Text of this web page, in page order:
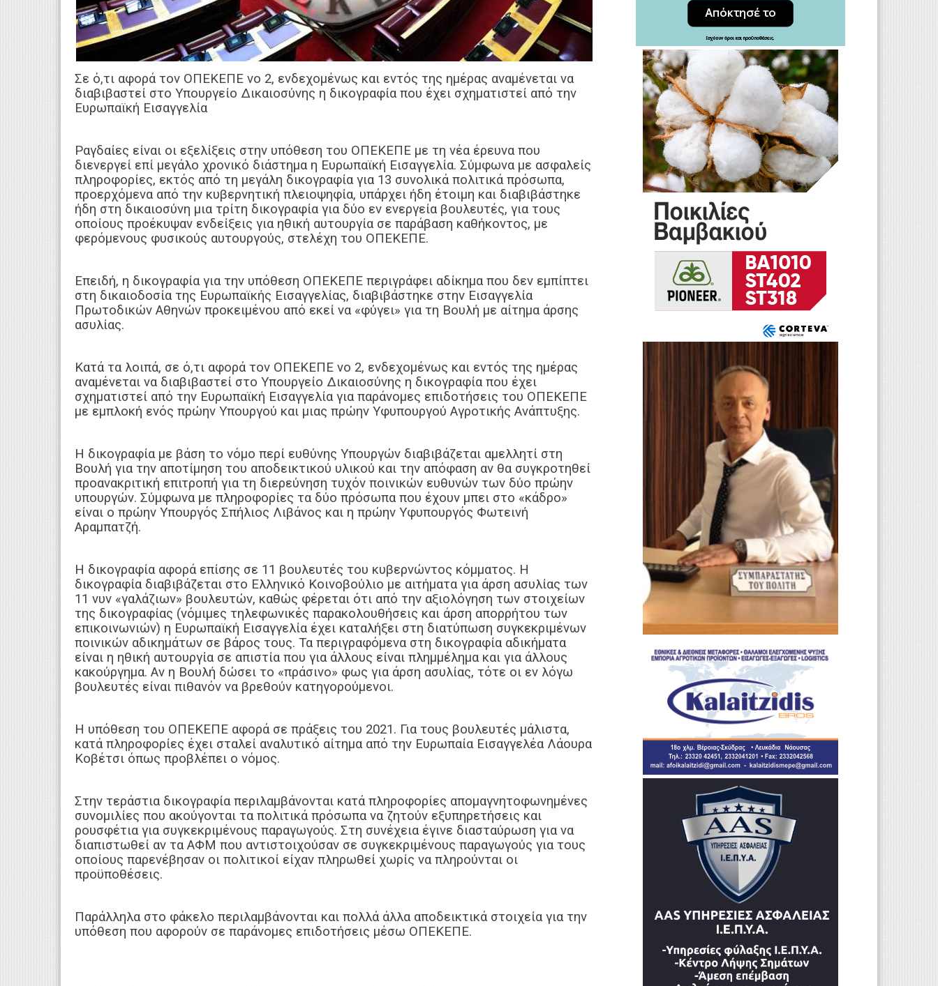
Σε ό,τι αφορά τον ΟΠΕΚΕΠΕ νο 2, ενδεχομένως και εντός της ημέρας αναμένεται να
διαβιβαστεί στο Υπουργείο Δικαιοσύνης η δικογραφία που έχει σχηματιστεί από την
Ευρωπαϊκή Εισαγγελία
Ραγδαίες είναι οι εξελίξεις στην υπόθεση του ΟΠΕΚΕΠΕ με τη νέα έρευνα που
διενεργεί επί μεγάλο χρονικό διάστημα η Ευρωπαϊκή Εισαγγελία. Σύμφωνα με ασφαλείς
πληροφορίες, εκτός από τη μεγάλη δικογραφία για 13 συνολικά πολιτικά πρόσωπα,
προερχόμενα από την κυβερνητική πλειοψηφία, υπάρχει ήδη έτοιμη και διαβιβάστηκε
ήδη στη δικαιοσύνη μια τρίτη δικογραφία για δύο εν ενεργεία βουλευτές, για τους
οποίους προέκυψαν ενδείξεις για ηθική αυτουργία σε παράβαση καθήκοντος, με
φερόμενους φυσικούς αυτουργούς, στελέχη του ΟΠΕΚΕΠΕ.
Επειδή, η δικογραφία για την υπόθεση ΟΠΕΚΕΠΕ περιγράφει αδίκημα που δεν εμπίπτει
στη δικαιοδοσία της Ευρωπαϊκής Εισαγγελίας, διαβιβάστηκε στην Εισαγγελία
Πρωτοδικών Αθηνών προκειμένου από εκεί να «φύγει» για τη Βουλή με αίτημα άρσης
ασυλίας.
Κατά τα λοιπά, σε ό,τι αφορά τον ΟΠΕΚΕΠΕ νο 2, ενδεχομένως και εντός της ημέρας
αναμένεται να διαβιβαστεί στο Υπουργείο Δικαιοσύνης η δικογραφία που έχει
σχηματιστεί από την Ευρωπαϊκή Εισαγγελία για παράνομες επιδοτήσεις του ΟΠΕΚΕΠΕ
με εμπλοκή ενός πρώην Υπουργού και μιας πρώην Υφυπουργού Αγροτικής Ανάπτυξης.
Η δικογραφία με βάση το νόμο περί ευθύνης Υπουργών διαβιβάζεται αμελλητί στη
Βουλή για την αποτίμηση του αποδεικτικού υλικού και την απόφαση αν θα συγκροτηθεί
προανακριτική επιτροπή για τη διερεύνηση τυχόν ποινικών ευθυνών των δύο πρώην
υπουργών. Σύμφωνα με πληροφορίες τα δύο πρόσωπα που έχουν μπει στο «κάδρο»
είναι ο πρώην Υπουργός Σπήλιος Λιβάνος και η πρώην Υφυπουργός Φωτεινή
Αραμπατζή.
Η δικογραφία αφορά επίσης σε 11 βουλευτές του κυβερνώντος κόμματος. Η
δικογραφία διαβιβάζεται στο Ελληνικό Κοινοβούλιο με αιτήματα για άρση ασυλίας των
11 νυν «γαλάζιων» βουλευτών, καθώς φέρεται ότι από την αξιολόγηση των στοιχείων
της δικογραφίας (νόμιμες τηλεφωνικές παρακολουθήσεις και άρση απορρήτου των
επικοινωνιών) η Ευρωπαϊκή Εισαγγελία έχει καταλήξει στη διατύπωση συγκεκριμένων
ποινικών αδικημάτων σε βάρος τους. Τα περιγραφόμενα στη δικογραφία αδικήματα
είναι η ηθική αυτουργία σε απιστία που για άλλους είναι πλημμέλημα και για άλλους
κακούργημα. Αν η Βουλή δώσει το «πράσινο» φως για άρση ασυλίας, τότε οι εν λόγω
βουλευτές είναι πιθανόν να βρεθούν κατηγορούμενοι.
Η υπόθεση του ΟΠΕΚΕΠΕ αφορά σε πράξεις του 2021. Για τους βουλευτές μάλιστα,
κατά πληροφορίες έχει σταλεί αναλυτικό αίτημα από την Ευρωπαία Εισαγγελέα Λάουρα
Κοβέτσι όπως προβλέπει ο νόμος.
Στην τεράστια δικογραφία περιλαμβάνονται κατά πληροφορίες απομαγνητοφωνημένες
συνομιλίες που ακούγονται τα πολιτικά πρόσωπα να ζητούν εξυπηρετήσεις και
ρουσφέτια για συγκεκριμένους παραγωγούς. Στη συνέχεια έγινε διασταύρωση για να
διαπιστωθεί αν τα ΑΦΜ που αντιστοιχούσαν σε συγκεκριμένους παραγωγούς για τους
οποίους παρενέβησαν οι πολιτικοί είχαν πληρωθεί χωρίς να πληρούνται οι
προϋποθέσεις.
Παράλληλα στο φάκελο περιλαμβάνονται και πολλά άλλα αποδεικτικά στοιχεία για την
υπόθεση που αφορούν σε παράνομες επιδοτήσεις μέσω ΟΠΕΚΕΠΕ.